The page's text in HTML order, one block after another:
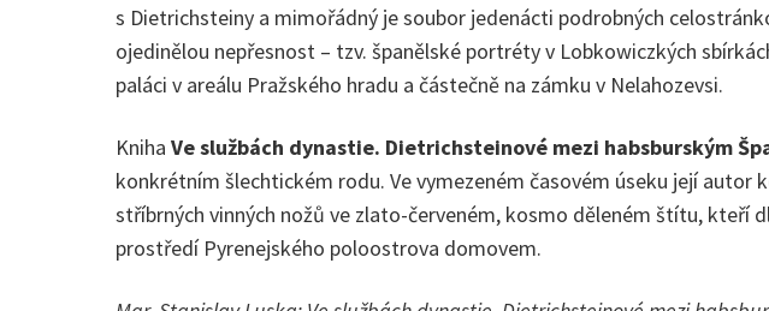
s Dietrichsteiny a mimořádný je soubor jedenácti podrobných
ojedinělou nepřesnost – tzv. španělské portréty v Lobkowiczkých
paláci v areálu Pražského hradu a částečně na zámku v Nelahozevsi.
Kniha Ve službách dynastie. Dietrichsteinové mezi habsburským
konkrétním šlechtickém rodu. Ve vymezeném časovém úseku její
stříbrných vinných nožů ve zlato-červeném, kosmo děleném štítu, kteří
prostředí Pyrenejského poloostrova